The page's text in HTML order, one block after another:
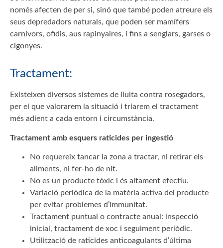
només afecten de per si, sinó que també poden atreure els
seus depredadors naturals, que poden ser mamífers
carnívors, ofidis, aus rapinyaires, i fins a senglars, garses o
cigonyes.
Tractament:
Existeixen diversos sistemes de lluita contra rosegadors,
per el que valorarem la situació i triarem el tractament
més adient a cada entorn i circumstància.
Tractament amb esquers raticides per ingestió
No requereix tancar la zona a tractar, ni retirar els
aliments, ni fer-ho de nit.
No es un producte tòxic i és altament efectiu.
Variació periòdica de la matèria activa del producte
per evitar problemes d’immunitat.
Tractament puntual o contracte anual: inspecció
inicial, tractament de xoc i seguiment periòdic.
Utilització de raticides anticoagulants d’última